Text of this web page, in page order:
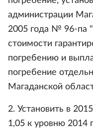
администрации
2005 года № 96-па
стоимости
погребению и
погребение
Магаданской
2. Установить в
1,05 к уровню 2014